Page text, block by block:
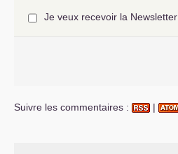
Je veux recevoir la Newsletter
Suivre les commentaires : |